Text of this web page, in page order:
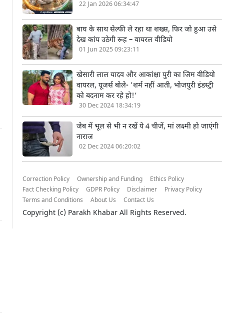
22 Jan 2026 06:34:47
बाघ के साथ सेल्फी ले रहा था शख्स, फिर जो हुआ उसे
देख कांप उठेगी रूह – वायरल वीडियो
01 Jun 2025 09:23:11
खेसारी लाल यादव और आकांक्षा पुरी का जिम वीडियो
वायरल, यूजर्स बोले- 'शर्म नहीं आती, भोजपुरी इंडस्ट्री
को बदनाम कर रहे हो!'
30 Dec 2024 18:34:19
जेब में भूल से भी न रखें ये 4 चीजें, मां लक्ष्मी हो जाएंगी
नाराज
02 Dec 2024 06:20:02
Correction Policy Ownership and Funding
Ethics Policy
Fact Checking Policy
GDPR Policy Disclaimer
Privacy Policy
Terms and Conditions
About Us Contact Us
Copyright (c) Parakh Khabar All Rights Reserved.